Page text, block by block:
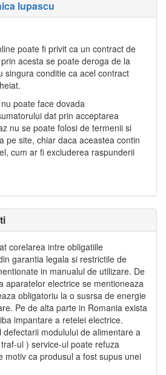
lupascu
poate fi privit ca un contract de
acesta se poate deroga de la
singura conditie ca acel contract
poate face dovada
dat prin acceptarea
nu se poate folosi de termenii si
pe site, chiar daca aceastea contin
cum ar fi excluderea raspunderii
corelarea intre obligatiile
garantia legala si restrictile de
in manualul de utilizare. De
aparatelor electrice se mentioneaza
obligatoriu la o susrsa de energie
Pe de alta parte in Romania exista
impantare a retelei electrice.
modulului de alimentare a
ul ) service-ul poate refuza
motiv ca produsul a fost supus unei